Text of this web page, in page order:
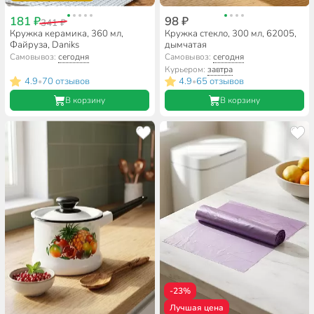
181 ₽341 ₽
Кружка керамика, 360 мл,
Файруза, Daniks
Самовывоз:сегодня
4.9•70 отзывов
В корзину
98 ₽
Кружка стекло, 300 мл, 62005,
дымчатая
Самовывоз: сегодня
Курьером: завтра
4.9•65 отзывов
В корзину
-23%
Лучшая цена